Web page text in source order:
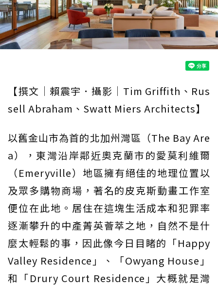
【撰文｜賴震宇．攝影｜Tim Griffith、Rus
sell Abraham、Swatt Miers Architects】
以舊金山市為首的北加州灣區（The Bay Are
a），東灣沿岸鄰近奧克蘭市的愛莫利維爾
（Emeryville）地區擁有絕佳的地理位置以
及眾多購物商場，著名的皮克斯動畫工作室
便位在此地。居住在這塊生活成本和犯罪率
逐漸攀升的中產菁英薈萃之地，自然不是什
麼太輕鬆的事，因此像今日目睹的「Happy
Valley Residence」、「Owyang House」
和「Drury Court Residence」大概就是灣